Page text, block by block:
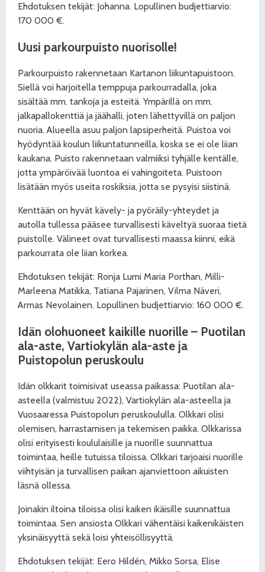
Ehdotuksen tekijät: Johanna. Lopullinen budjettiarvio:
170 000 €.
Uusi parkourpuisto nuorisolle!
Parkourpuisto rakennetaan Kartanon liikuntapuistoon.
Siellä voi harjoitella temppuja parkourradalla, joka
sisältää mm. tankoja ja esteitä. Ympärillä on mm.
jalkapallokenttiä ja jäähalli, joten lähettyvillä on paljon
nuoria. Alueella asuu paljon lapsiperheitä. Puistoa voi
hyödyntää koulun liikuntatunneilla, koska se ei ole liian
kaukana. Puisto rakennetaan valmiiksi tyhjälle kentälle,
jotta ympäröivää luontoa ei vahingoiteta. Puistoon
lisätään myös useita roskiksia, jotta se pysyisi siistinä.
Kenttään on hyvät kävely- ja pyöräily-yhteydet ja
autolla tullessa pääsee turvallisesti käveltyä suoraa tietä
puistolle. Välineet ovat turvallisesti maassa kiinni, eikä
parkourrata ole liian korkea.
Ehdotuksen tekijät: Ronja Lumi Maria Porthan, Milli-
Marleena Matikka, Tatiana Pajarinen, Vilma Näveri,
Armas Nevolainen. Lopullinen budjettiarvio: 160 000 €.
Idän olohuoneet kaikille nuorille – Puotilan
ala-aste, Vartiokylän ala-aste ja
Puistopolun peruskoulu
Idän olkkarit toimisivat useassa paikassa: Puotilan ala-
asteella (valmistuu 2022), Vartiokylän ala-asteella ja
Vuosaaressa Puistopolun peruskoululla. Olkkari olisi
olemisen, harrastamisen ja tekemisen paikka. Olkkarissa
olisi erityisesti koululaisille ja nuorille suunnattua
toimintaa, heille tutuissa tiloissa. Olkkari tarjoaisi nuorille
viihtyisän ja turvallisen paikan ajanviettoon aikuisten
läsnä ollessa.
Joinakin iltoina tiloissa olisi kaiken ikäisille suunnattua
toimintaa. Sen ansiosta Olkkari vähentäisi kaikenikäisten
yksinäisyyttä sekä loisi yhteisöllisyyttä.
Ehdotuksen tekijät: Eero Hildén, Mikko Sorsa, Elise